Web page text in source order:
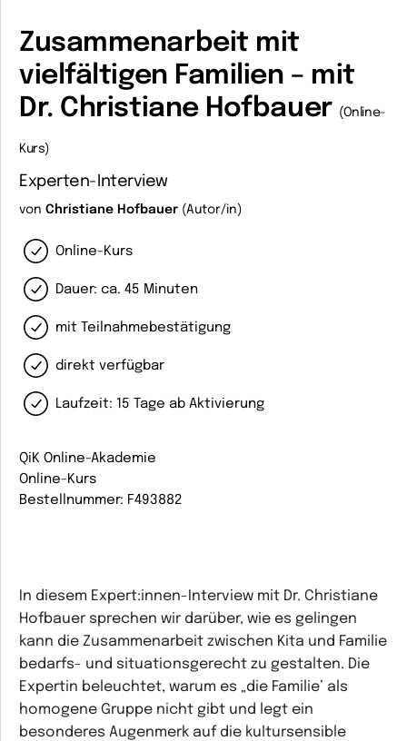
Zusammenarbeit mit
vielfältigen Familien – mit
Dr. Christiane Hofbauer (Online-
Kurs)
Experten-Interview
von Christiane Hofbauer (Autor/in)
Online-Kurs
Dauer: ca. 45 Minuten
mit Teilnahmebestätigung
direkt verfügbar
Laufzeit: 15 Tage ab Aktivierung
QiK Online-Akademie
Online-Kurs
Bestellnummer: F493882
In diesem Expert:innen-Interview mit Dr. Christiane
Hofbauer sprechen wir darüber, wie es gelingen
kann die Zusammenarbeit zwischen Kita und Familie
bedarfs- und situationsgerecht zu gestalten. Die
Expertin beleuchtet, warum es „die Familie’ als
homogene Gruppe nicht gibt und legt ein
besonderes Augenmerk auf die kultursensible